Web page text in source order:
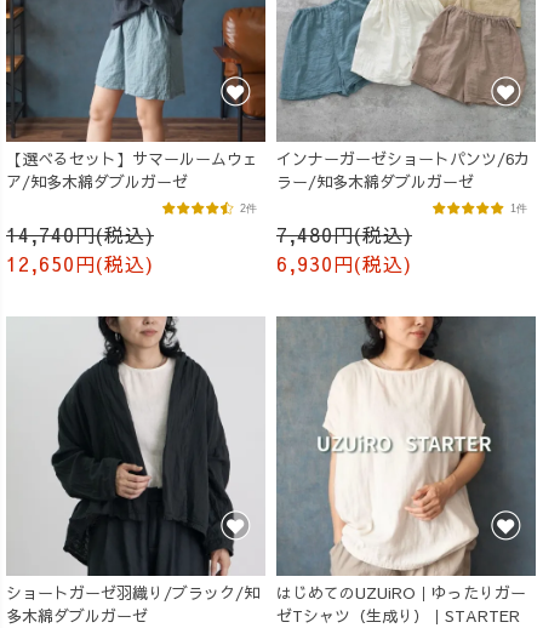
【選べるセット】サマールームウェ
ア/知多木綿ダブルガーゼ
14,740円(税込)
12,650円(税込)
2件
インナーガーゼショートパンツ/6カ
ラー/知多木綿ダブルガーゼ
7,480円(税込)
6,930円(税込)
1件
ショートガーゼ羽織り/ブラック/知
多木綿ダブルガーゼ
はじめてのUZUiRO｜ゆったりガー
ゼTシャツ（生成り）｜STARTER